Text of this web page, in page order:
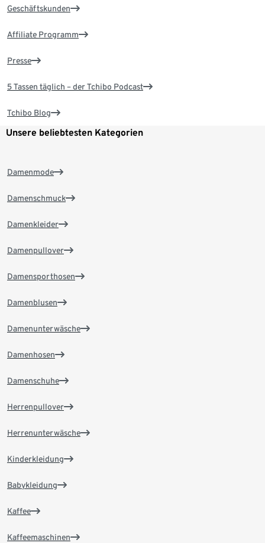
Geschäftskunden
Affiliate Programm
Presse
5 Tassen täglich – der Tchibo Podcast
Tchibo Blog
Unsere beliebtesten Kategorien
Damenmode
Damenschmuck
Damenkleider
Damenpullover
Damensporthosen
Damenblusen
Damenunterwäsche
Damenhosen
Damenschuhe
Herrenpullover
Herrenunterwäsche
Kinderkleidung
Babykleidung
Kaffee
Kaffeemaschinen